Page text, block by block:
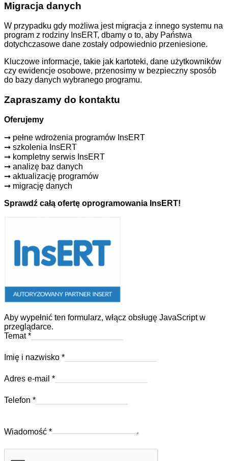
Migracja danych
W przypadku gdy możliwa jest migracja z innego systemu na
program z rodziny InsERT, dbamy o to, aby Państwa
dotychczasowe dane zostały odpowiednio przeniesione.
Kluczowe informacje, takie jak kartoteki, dane użytkowników
czy ewidencje osobowe, przenosimy w bezpieczny sposób
do bazy danych wybranego programu.
Zapraszamy do kontaktu
Oferujemy
➞ pełne wdrożenia programów InsERT
➞ szkolenia InsERT
➞ kompletny serwis InsERT
➞ analizę baz danych
➞ aktualizację programów
➞ migrację danych
Sprawdź całą ofertę oprogramowania InsERT!
Aby wypełnić ten formularz, włącz obsługę JavaScript w
przeglądarce.
Temat*
Imię i nazwisko *
Adres e-mail *
Telefon *
e-
Adres
Wiadomość *